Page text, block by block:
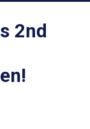
2nd